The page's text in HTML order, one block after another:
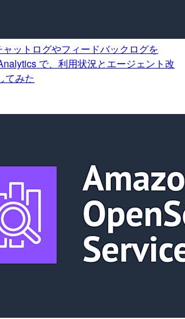
ットログやフィードバックログを
で、利用状況とエージェント改
てみた